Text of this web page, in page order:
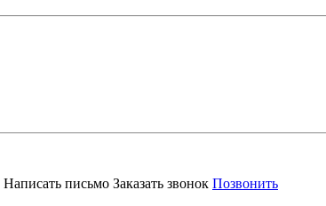
Написать письмо Заказать звонок Позвонить